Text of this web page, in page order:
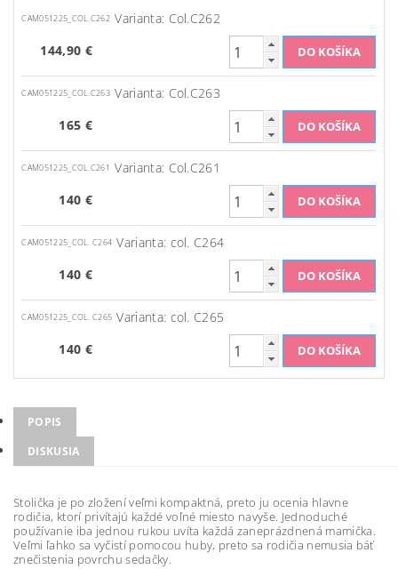
CAM051225_COL.C262 Varianta: Col.C262
144,90 €
CAM051225_COL.C263 Varianta: Col.C263
165 €
CAM051225_COL.C261
Varianta: Col.C261
140 €
CAM051225_COL. C264 Varianta: col. C264
140 €
CAM051225_COL. C265 Varianta: col. C265
140 €
POPIS
DISKUSIA
Stolička je po zložení veľmi kompaktná, preto ju ocenia hlavne
rodičia, ktorí privítajú každé voľné miesto navyše. Jednoduché
používanie iba jednou rukou uvíta každá zaneprázdnená mamička.
Veľmi ľahko sa vyčistí pomocou huby, preto sa rodičia nemusia báť
znečistenia povrchu sedačky.